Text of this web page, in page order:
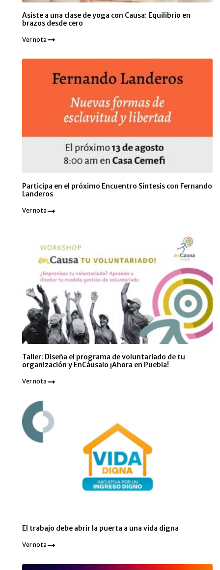
Asiste a una clase de yoga con Causa: Equilibrio en
brazos desde cero
Ver nota
Participa en el próximo Encuentro Síntesis con Fernando
Landeros
Ver nota
Taller: Diseña el programa de voluntariado de tu
organización y EnCáusalo ¡Ahora en Puebla!
Ver nota
El trabajo debe abrir la puerta a una vida digna
Ver nota